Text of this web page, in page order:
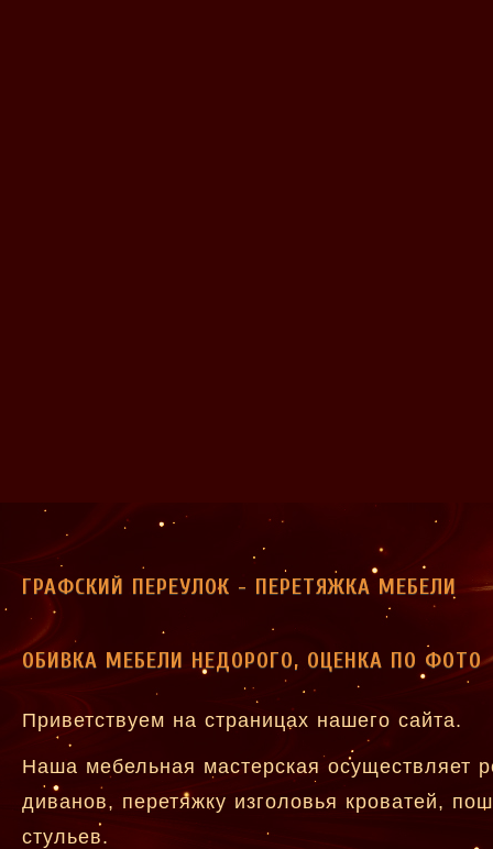
ГРАФСКИЙ ПЕРЕУЛОК - ПЕРЕТЯЖКА МЕБЕЛИ
ОБИВКА МЕБЕЛИ НЕДОРОГО, ОЦЕНКА ПО ФОТО
Приветствуем на страницах нашего сайта.
Наша мебельная мастерская осуществляет
диванов, перетяжку изголовья кроватей,
стульев.